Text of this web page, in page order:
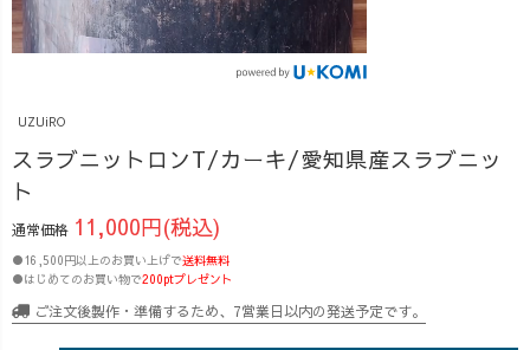
UZUiRO
スラブニットロンT/カーキ/愛知県産スラブニッ
ト
通常価格 11,000円(税込)
●16,500円以上のお買い上げで送料無料
●はじめてのお買い物で200ptプレゼント
ご注文後製作・準備するため、7営業日以内の発送予定です。